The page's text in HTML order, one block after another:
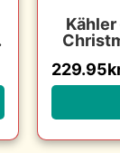
Kähler
229.95